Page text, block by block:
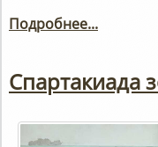
Подробнее...
Спартакиада